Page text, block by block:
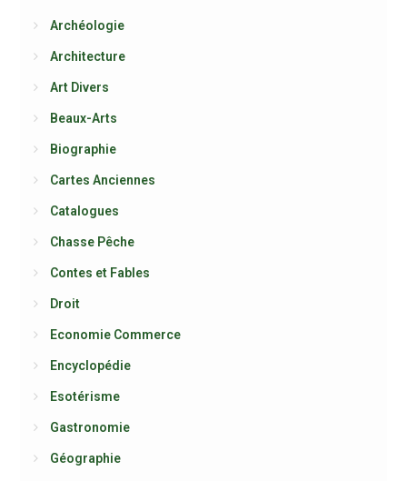
Archéologie
Architecture
Art Divers
Beaux-Arts
Biographie
Cartes Anciennes
Catalogues
Chasse Pêche
Contes et Fables
Droit
Economie Commerce
Encyclopédie
Esotérisme
Gastronomie
Géographie